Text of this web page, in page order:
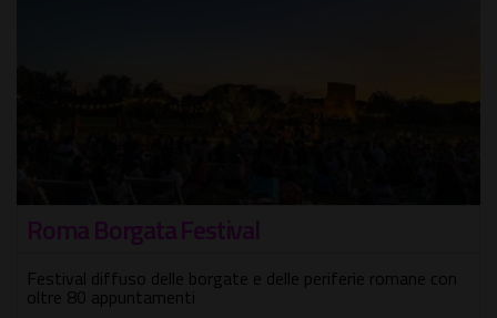
Roma Borgata Festival
Festival diffuso delle borgate e delle periferie romane con
oltre 80 appuntamenti